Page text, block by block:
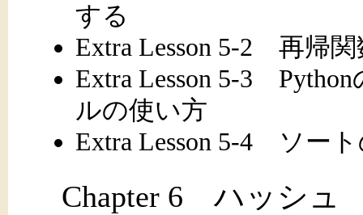
する
Extra Lesson 5-2 再帰
Extra Lesson 5-3
ルの使い方
Extra Lesson 5-4 ソー
Chapter 6 ハッシュ